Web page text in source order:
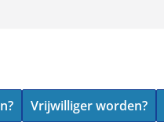
Vrijwilliger worden?